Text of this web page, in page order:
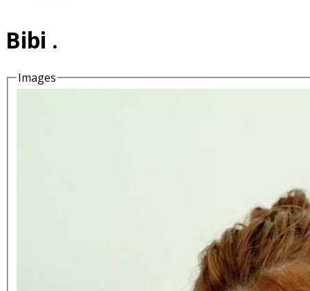
Bibi .
Details
Images